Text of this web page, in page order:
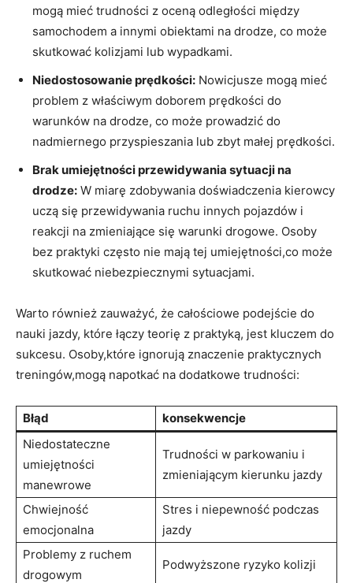
mogą‌ mieć trudności z oceną odległości między
samochodem a innymi obiektami na drodze, co może
‍skutkować kolizjami lub wypadkami.
Niedostosowanie prędkości: Nowicjusze mogą mieć
⁣problem z‌ właściwym doborem prędkości do
⁢warunków‍ na drodze,⁣ co może prowadzić do
nadmiernego przyspieszania ​lub zbyt małej prędkości.
Brak ⁣umiejętności przewidywania ‍sytuacji na
‍drodze: W miarę zdobywania doświadczenia kierowcy
uczą się ‌przewidywania⁢ ruchu innych pojazdów i
reakcji ⁤na zmieniające się ⁤warunki‌ drogowe. Osoby
bez ⁤praktyki często ‍nie mają ⁤tej umiejętności,co może
skutkować niebezpiecznymi sytuacjami.
Warto również ⁤zauważyć, że całościowe​ podejście ‌do
nauki jazdy, które łączy teorię z praktyką, jest kluczem do
⁤sukcesu. Osoby,które ignorują ‍znaczenie praktycznych
treningów,mogą‌ napotkać na dodatkowe trudności:
Błąd
konsekwencje
Niedostateczne
umiejętności
manewrowe
Trudności w parkowaniu i‍
zmieniającym kierunku jazdy
Chwiejność
emocjonalna
Stres i niepewność podczas
⁤jazdy
Problemy z ruchem
drogowym
Podwyższone ryzyko kolizji